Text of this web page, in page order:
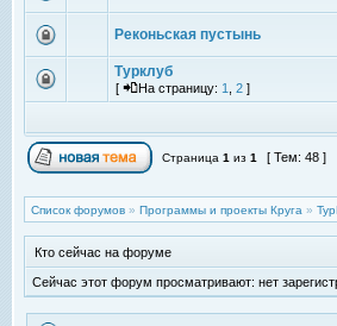
Реконьская пустынь
Турклуб
[ На страницу: 1 2 ]
Страница 1 из 1 [ Тем: 48 ]
Список форумов » Программы и проекты Круга »
Кто сейчас на форуме
Сейчас этот форум просматривают: нет